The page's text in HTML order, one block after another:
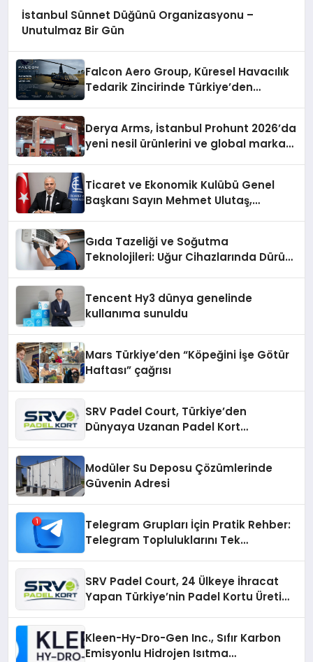
İstanbul Sünnet Düğünü Organizasyonu –
Unutulmaz Bir Gün
Falcon Aero Group, Küresel Havacılık
Tedarik Zincirinde Türkiye’den
Derya Arms, İstanbul Prohunt 2026’da
yeni nesil ürünlerini ve global marka
Ticaret ve Ekonomik Kulübü Genel
Başkanı Sayın Mehmet Ulutaş,
Gıda Tazeliği ve Soğutma
Teknolojileri: Uğur Cihazlarında Dürüst
Tencent Hy3 dünya genelinde
kullanıma sunuldu
Mars Türkiye’den “Köpeğini İşe Götür
Haftası” çağrısı
SRV Padel Court, Türkiye’den
Dünyaya Uzanan Padel Kort
Modüler Su Deposu Çözümlerinde
Güvenin Adresi
Telegram Grupları İçin Pratik Rehber:
Telegram Topluluklarını Tek
SRV Padel Court, 24 Ülkeye İhracat
Yapan Türkiye’nin Padel Kortu Üretim
Kleen-Hy-Dro-Gen Inc., Sıfır Karbon
Emisyonlu Hidrojen Isıtma